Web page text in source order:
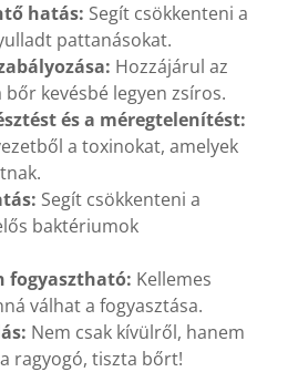
hatás: Segít csökkenteni a
pattanásokat.
Hozzájárul az
kevésbé legyen zsíros.
és a méregtelenítést:
a toxinokat, amelyek
Segít csökkenteni a
baktériumok
fogyasztható: Kellemes
válhat a fogyasztása.
Nem csak kívülről, hanem
ragyogó, tiszta bőrt!